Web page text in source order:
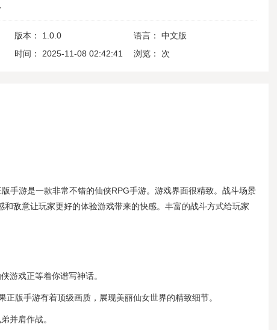
版本： 1.0.0 语言：
中文版
时间： 2025-11-08 02:42:41 浏览： 次
手游是一款非常不错的仙侠RPG手游。游戏界面很精致。战斗场景
和敌意让玩家更好的体验游戏带来的快感。丰富的战斗方式给玩家
游戏正等着你谱写神话。
正版手游有着顶级画质，展现美丽仙女世界的精致细节。
并肩作战。